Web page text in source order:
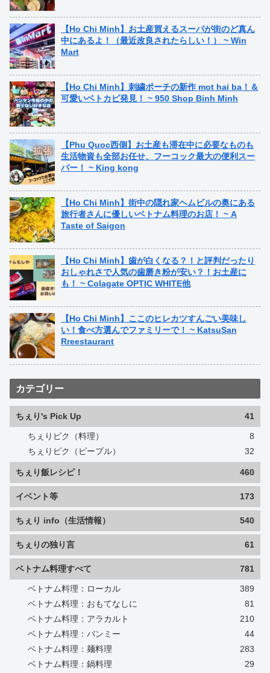
【Ho Chi Minh】お土産買えるスーパが街のど真ん
中にあるよ！（最近改良されたらしい！） ~ Win
Mart
【Ho Chi Minh】刺繍ポーチの新作 mot hai ba！＆
可愛いベトカピ発見！ ~ 950 Shop Binh Minh
【Phu Quoc西側】お土産も滞在中に必要なものも
生活物資も全部お任せ、フーコック最大の便利スー
パー！ ~ King kong
【Ho Chi Minh】街中の隠れ家ヘムビルの奥にある
旅行者さんに優しいベトナム料理のお店！ ~ A
Taste of Saigon
【Ho Chi Minh】歯が白くなる？！と評判だったり
おしゃれさで人気の歯磨き粉が安い？！お土産に
も！ ~ Colagate OPTIC WHITE他
【Ho Chi Minh】ここのヒレカツすんごい美味し
い！食べ方選んでファミリーで！ ~ KatsuSan
Rreestaurant
カテゴリー
ちぇり's Pick Up 41
ちぇりピク（料理）
8
ちぇりピク（ピープル）
32
ちぇり飯レシピ！ 460
イベント等 173
ちぇり info（生活情報） 540
ちぇりの独り言 61
ベトナム料理すべて 781
ベトナム料理：ローカル
389
ベトナム料理：おもてなしに
81
ベトナム料理：アラカルト
210
ベトナム料理：バンミー
44
ベトナム料理：麺料理
283
ベトナム料理：鍋料理
29